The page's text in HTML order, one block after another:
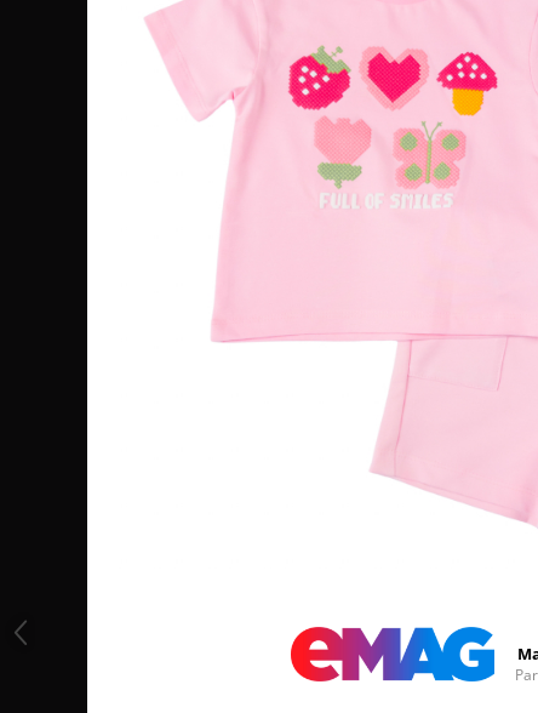
Facebook